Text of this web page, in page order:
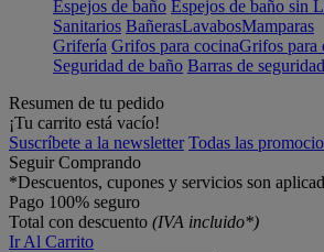
Espejos de baño Espejos de baño sin
Sanitarios BañerasLavabosMamparas
Grifería Grifos para cocinaGrifos para
Seguridad de baño Barras de
Resumen de tu pedido
¡Tu carrito está vacío!
Suscríbete a la newsletter Todas las
Seguir Comprando
*Descuentos, cupones y servicios son
Pago 100% seguro
Total con descuento (IVA incluido*)
Ir Al Carrito